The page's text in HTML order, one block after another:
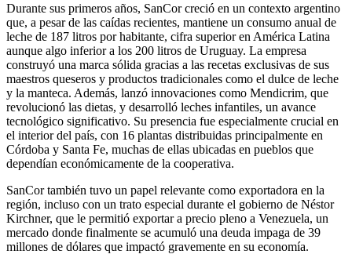
Durante sus primeros años, SanCor creció en un contexto argentino
que, a pesar de las caídas recientes, mantiene un consumo anual de
leche de 187 litros por habitante, cifra superior en América Latina
aunque algo inferior a los 200 litros de Uruguay. La empresa
construyó una marca sólida gracias a las recetas exclusivas de sus
maestros queseros y productos tradicionales como el dulce de leche
y la manteca. Además, lanzó innovaciones como Mendicrim, que
revolucionó las dietas, y desarrolló leches infantiles, un avance
tecnológico significativo. Su presencia fue especialmente crucial en
el interior del país, con 16 plantas distribuidas principalmente en
Córdoba y Santa Fe, muchas de ellas ubicadas en pueblos que
dependían económicamente de la cooperativa.
SanCor también tuvo un papel relevante como exportadora en la
región, incluso con un trato especial durante el gobierno de Néstor
Kirchner, que le permitió exportar a precio pleno a Venezuela, un
mercado donde finalmente se acumuló una deuda impaga de 39
millones de dólares que impactó gravemente en su economía.